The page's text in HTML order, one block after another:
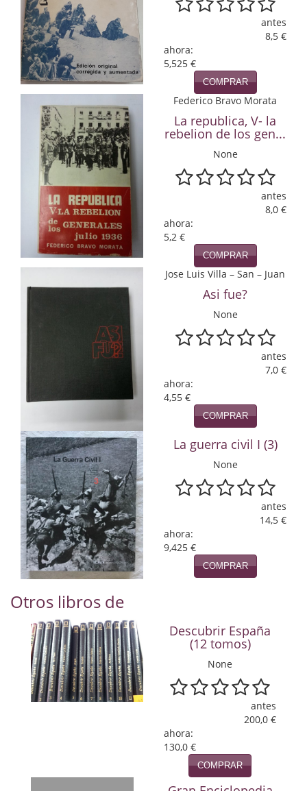
Física y química
Guerra Civil Española
Historia
historia
Infantil y juvenil
Infantil y juvenil. Nuevo!!
Infantil y juvenil. Nuevo!!!
Informática
Literatura fantástica
Literatura hispanoamericana
Naturaleza
Novela Extranjera
Novela fantástica
Novela histórica
Novela negra
Papás, Mamás, bebés...
Papás, Mamás, Bebés...
Papás, Mamás, Bebés…
antes
8,5 €
ahora:
5,525 €
COMPRAR
Federico Bravo Morata
La republica, V- la
rebelion de los gen...
None
antes
8,0 €
ahora:
5,2 €
COMPRAR
Jose Luis Villa – San – Juan
Asi fue?
None
antes
7,0 €
ahora:
4,55 €
COMPRAR
La guerra civil I (3)
None
antes
14,5 €
ahora:
9,425 €
COMPRAR
Otros libros de
Descubrir España
(12 tomos)
None
antes
200,0 €
ahora:
130,0 €
COMPRAR